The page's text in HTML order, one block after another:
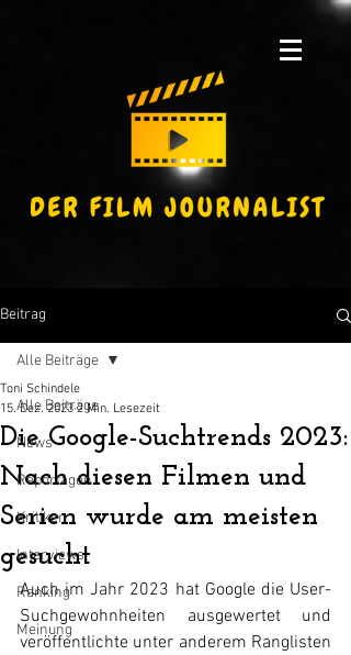
Beitrag
Alle Beiträge
News
Reportagen
Kritiken
Interviews
Ranking
Meinung
Alle Beiträge
Die Google-Suchtrends 2023:
Nach diesen Filmen und
Serien wurde am meisten
gesucht
Toni Schindele
15. Dez. 2023 2 Min. Lesezeit
Auch im Jahr 2023 hat Google die User-
Suchgewohnheiten ausgewertet und
veröffentlichte unter anderem Ranglisten